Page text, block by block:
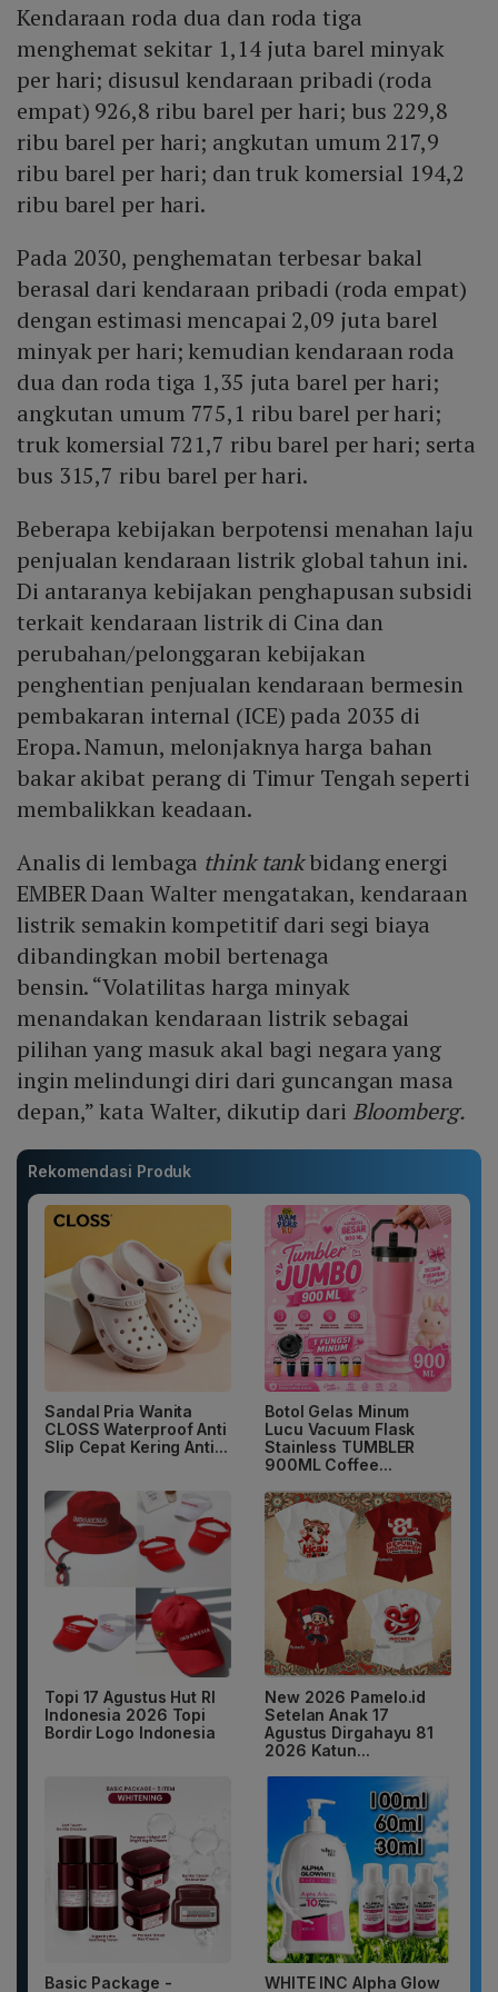
Kendaraan roda dua dan roda tiga
menghemat sekitar 1,14 juta barel minyak
per hari; disusul kendaraan pribadi (roda
empat) 926,8 ribu barel per hari; bus 229,8
ribu barel per hari; angkutan umum 217,9
ribu barel per hari; dan truk komersial 194,2
ribu barel per hari.
Pada 2030, penghematan terbesar bakal
berasal dari kendaraan pribadi (roda empat)
dengan estimasi mencapai 2,09 juta barel
minyak per hari; kemudian kendaraan roda
dua dan roda tiga 1,35 juta barel per hari;
angkutan umum 775,1 ribu barel per hari;
truk komersial 721,7 ribu barel per hari; serta
bus 315,7 ribu barel per hari.
Beberapa kebijakan berpotensi menahan laju
penjualan kendaraan listrik global tahun ini.
Di antaranya kebijakan penghapusan subsidi
terkait kendaraan listrik di Cina dan
perubahan/pelonggaran kebijakan
penghentian penjualan kendaraan bermesin
pembakaran internal (ICE) pada 2035 di
Eropa. Namun, melonjaknya harga bahan
bakar akibat perang di Timur Tengah seperti
membalikkan keadaan.
Analis di lembaga think tankbidang energi
EMBER Daan Walter mengatakan, kendaraan
listrik semakin kompetitif dari segi biaya
dibandingkan mobil bertenaga
bensin. “Volatilitas harga minyak
menandakan kendaraan listrik sebagai
pilihan yang masuk akal bagi negara yang
ingin melindungi diri dari guncangan masa
depan,” kata Walter, dikutip dari Bloomberg.
Rekomendasi Produk
Sandal Pria Wanita
CLOSS Waterproof Anti
Slip Cepat Kering Anti...
Botol Gelas Minum
Lucu Vacuum Flask
Stainless TUMBLER
900ML Coffee...
Topi 17 Agustus Hut RI
Indonesia 2026 Topi
Bordir Logo Indonesia
New 2026 Pamelo.id
Setelan Anak 17
Agustus Dirgahayu 81
2026 Katun...
Basic Package -
WHITE INC Alpha Glow